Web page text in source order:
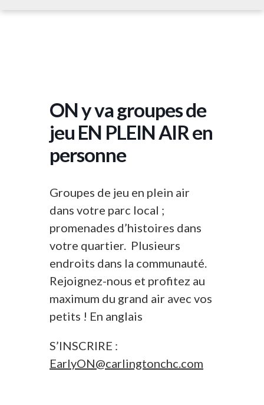
ON y va groupes de
jeu EN PLEIN AIR en
personne
Groupes de jeu en plein air
dans votre parc local ;
promenades d’histoires dans
votre quartier. Plusieurs
endroits dans la communauté.
Rejoignez-nous et profitez au
maximum du grand air avec vos
petits ! En anglais
S’INSCRIRE :
EarlyON@carlingtonchc.com